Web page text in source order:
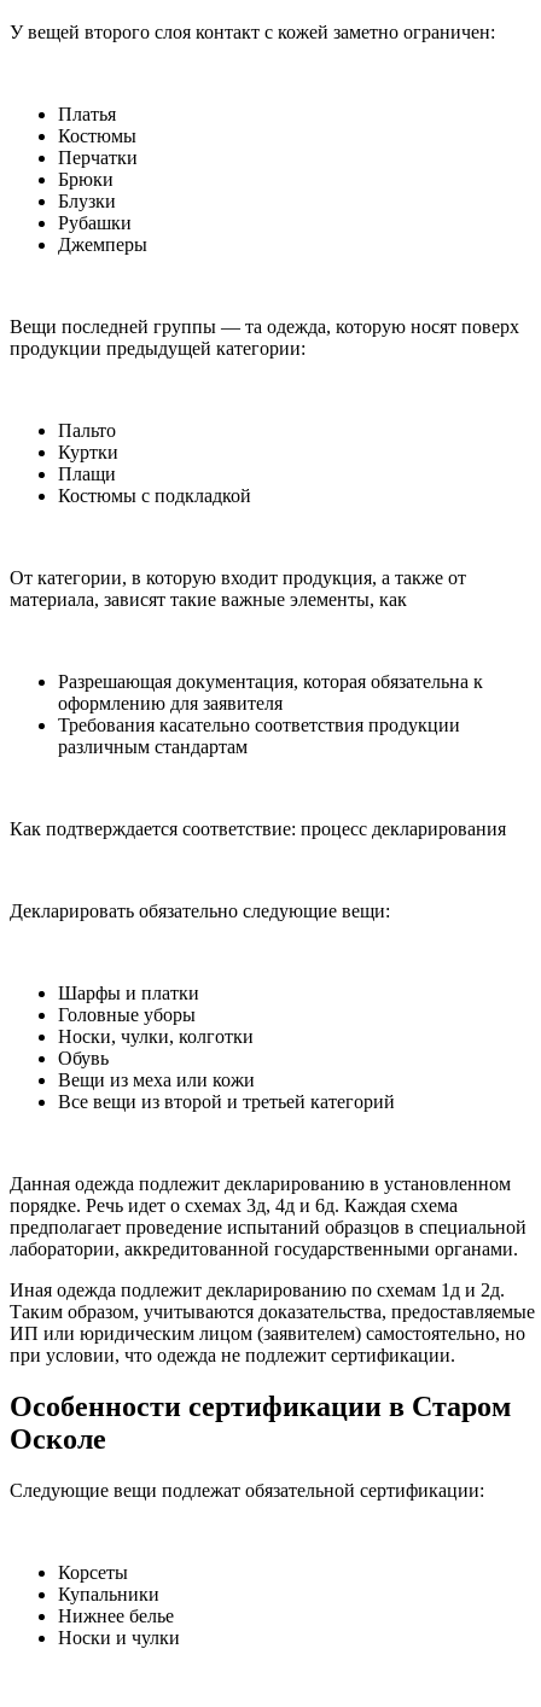
У вещей второго слоя контакт с кожей заметно ограничен:
Платья
Костюмы
Перчатки
Брюки
Блузки
Рубашки
Джемперы
Вещи последней группы — та одежда, которую носят поверх
продукции предыдущей категории:
Пальто
Куртки
Плащи
Костюмы с подкладкой
От категории, в которую входит продукция, а также от
материала, зависят такие важные элементы, как
Разрешающая документация, которая обязательна к
оформлению для заявителя
Требования касательно соответствия продукции
различным стандартам
Как подтверждается соответствие: процесс декларирования
Декларировать обязательно следующие вещи:
Шарфы и платки
Головные уборы
Носки, чулки, колготки
Обувь
Вещи из меха или кожи
Все вещи из второй и третьей категорий
Данная одежда подлежит декларированию в установленном
порядке. Речь идет о схемах 3д, 4д и 6д. Каждая схема
предполагает проведение испытаний образцов в специальной
лаборатории, аккредитованной государственными органами.
Иная одежда подлежит декларированию по схемам 1д и 2д.
Таким образом, учитываются доказательства, предоставляемые
ИП или юридическим лицом (заявителем) самостоятельно, но
при условии, что одежда не подлежит сертификации.
Особенности сертификации в Старом
Осколе
Следующие вещи подлежат обязательной сертификации:
Корсеты
Купальники
Нижнее белье
Носки и чулки